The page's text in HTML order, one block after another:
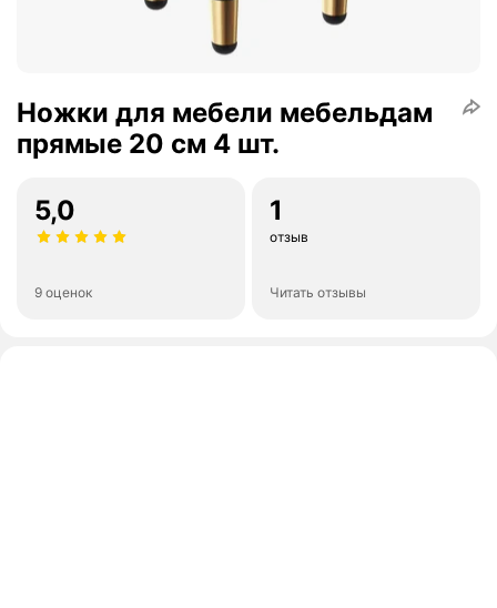
Ножки для мебели мебельдам
прямые 20 см 4 шт.
5,0
9 оценок
1
отзыв
Читать отзывы